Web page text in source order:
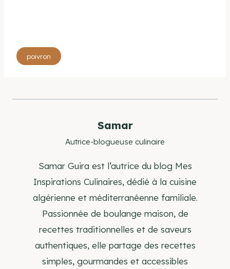
Étiquettes
de
publication :
poivron
Samar
Autrice-blogueuse culinaire
Samar Guira est l’autrice du blog Mes
Inspirations Culinaires, dédié à la cuisine
algérienne et méditerranéenne familiale.
Passionnée de boulange maison, de
recettes traditionnelles et de saveurs
authentiques, elle partage des recettes
simples, gourmandes et accessibles